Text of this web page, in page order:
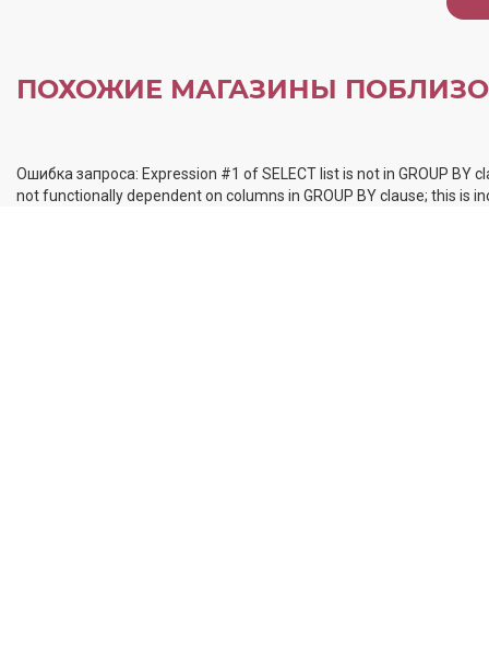
ПОХОЖИЕ МАГАЗИНЫ
Ошибка запроса: Expression #1 of SELECT list is not in GROUP
not functionally dependent on columns in GROUP BY clause; this is